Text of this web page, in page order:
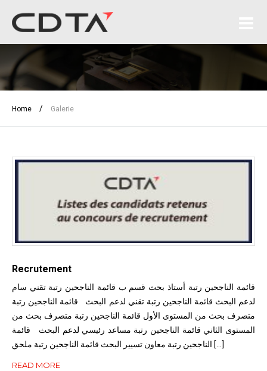
Home / Galerie
Recrutement
قائمة الناجحين رتبة أستاذ بحث قسم ب قائمة الناجحين رتبة تقني سام
لدعم البحث قائمة الناجحين رتبة تقني لدعم البحث قائمة الناجحين رتبة
متصرف بحث من المستوى الأول قائمة الناجحين رتبة متصرف بحث من
المستوى الثاني قائمة الناجحين رتبة مساعد رئيسي لدعم البحث قائمة
الناجحين رتبة معاون تسيير البحث قائمة الناجحين رتبة ملحق […]
READ MORE